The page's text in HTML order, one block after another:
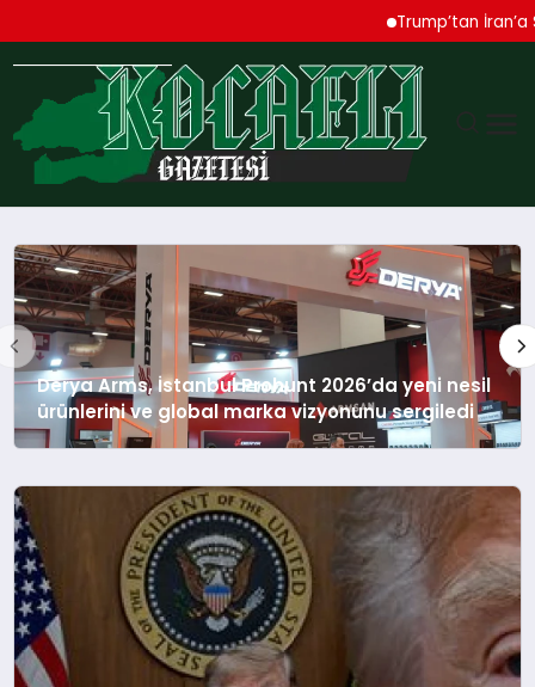
Trump’tan İran’a Sert
TEKNOLOJI
EKONOMI
SPOR
MAGAZIN
SIYASET
YAŞAM
DÜNYA
Derya Arms, İstanbul Prohunt 2026’da yeni nesil
ürünlerini ve global marka vizyonunu sergiledi